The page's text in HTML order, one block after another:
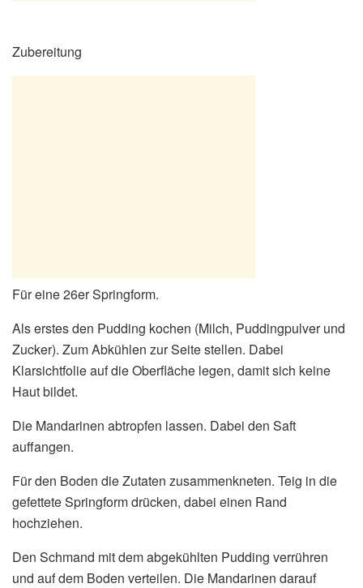
Zubereitung
Für eine 26er Springform.
Als erstes den Pudding kochen (Milch, Puddingpulver und
Zucker). Zum Abkühlen zur Seite stellen. Dabei
Klarsichtfolie auf die Oberfläche legen, damit sich keine
Haut bildet.
Die Mandarinen abtropfen lassen. Dabei den Saft
auffangen.
Für den Boden die Zutaten zusammenkneten. Teig in die
gefettete Springform drücken, dabei einen Rand
hochziehen.
Den Schmand mit dem abgekühlten Pudding verrühren
und auf dem Boden verteilen. Die Mandarinen darauf